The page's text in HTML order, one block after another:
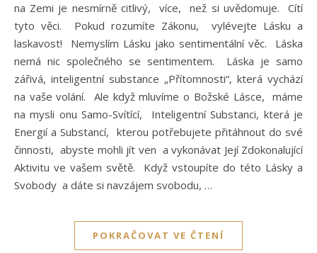
na Zemi je nesmírně citlivý, více, než si uvědomuje. Cítí
tyto věci. Pokud rozumíte Zákonu, vylévejte Lásku a
laskavost! Nemyslím Lásku jako sentimentální věc. Láska
nemá nic společného se sentimentem. Láska je samo
zářivá, inteligentní substance „Přítomnosti“, která vychází
na vaše volání. Ale když mluvíme o Božské Lásce, máme
na mysli onu Samo-Svítící, Inteligentní Substanci, která je
Energií a Substancí, kterou potřebujete přitáhnout do své
činnosti, abyste mohli jít ven a vykonávat Její Zdokonalující
Aktivitu ve vašem světě. Když vstoupíte do této Lásky a
Svobody a dáte si navzájem svobodu, …
POKRAČOVAT VE ČTENÍ